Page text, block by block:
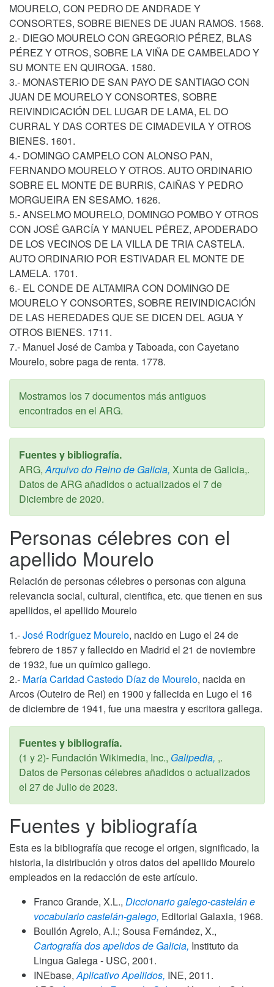
MOURELO, CON PEDRO DE ANDRADE Y
CONSORTES, SOBRE BIENES DE JUAN RAMOS. 1568.
2.- DIEGO MOURELO CON GREGORIO PÉREZ, BLAS
PÉREZ Y OTROS, SOBRE LA VIÑA DE CAMBELADO Y
SU MONTE EN QUIROGA. 1580.
3.- MONASTERIO DE SAN PAYO DE SANTIAGO CON
JUAN DE MOURELO Y CONSORTES, SOBRE
REIVINDICACIÓN DEL LUGAR DE LAMA, EL DO
CURRAL Y DAS CORTES DE CIMADEVILA Y OTROS
BIENES. 1601.
4.- DOMINGO CAMPELO CON ALONSO PAN,
FERNANDO MOURELO Y OTROS. AUTO ORDINARIO
SOBRE EL MONTE DE BURRIS, CAIÑAS Y PEDRO
MORGUEIRA EN SESAMO. 1626.
5.- ANSELMO MOURELO, DOMINGO POMBO Y OTROS
CON JOSÉ GARCÍA Y MANUEL PÉREZ, APODERADO
DE LOS VECINOS DE LA VILLA DE TRIA CASTELA.
AUTO ORDINARIO POR ESTIVADAR EL MONTE DE
LAMELA. 1701.
6.- EL CONDE DE ALTAMIRA CON DOMINGO DE
MOURELO Y CONSORTES, SOBRE REIVINDICACIÓN
DE LAS HEREDADES QUE SE DICEN DEL AGUA Y
OTROS BIENES. 1711.
7.- Manuel José de Camba y Taboada, con Cayetano
Mourelo, sobre paga de renta. 1778.
Mostramos los 7 documentos más antiguos
encontrados en el ARG.
Fuentes y bibliografía.
ARG, Arquivo do Reino de Galicia, Xunta de Galicia,.
Datos de ARG añadidos o actualizados el 7 de
Diciembre de 2020.
Personas célebres con el
apellido Mourelo
Relación de personas célebres o personas con alguna
relevancia social, cultural, cientifica, etc. que tienen en sus
apellidos, el apellido Mourelo
1.-José Rodríguez Mourelo, nacido en Lugo el 24 de
febrero de 1857 y fallecido en Madrid el 21 de noviembre
de 1932, fue un químico gallego.
2.- María Caridad Castedo Díaz de Mourelo, nacida en
Arcos (Outeiro de Rei) en 1900 y fallecida en Lugo el 16
de diciembre de 1941, fue una maestra y escritora gallega.
Fuentes y bibliografía.
(1 y 2)- Fundación Wikimedia, Inc., Galipedia, ,.
Datos de Personas célebres añadidos o actualizados
el 27 de Julio de 2023.
Fuentes y bibliografía
Esta es la bibliografía que recoge el origen, significado, la
historia, la distribución y otros datos del apellido Mourelo
empleados en la redacción de este artículo.
Franco Grande, X.L., Diccionario galego-castelán e
vocabulario castelán-galego, Editorial Galaxia, 1968.
Boullón Agrelo, A.I.; Sousa Fernández, X.,
Cartografía dos apelidos de Galicia, Instituto da
Lingua Galega - USC, 2001.
INEbase, Aplicativo Apellidos, INE, 2011.